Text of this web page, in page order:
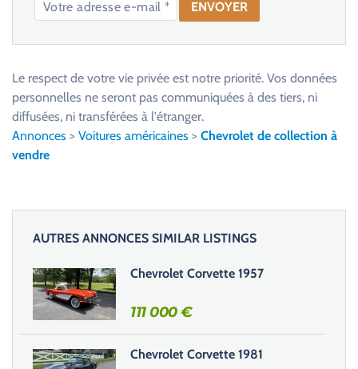
e
s
e
r
c
e
c
Le respect de votre vie privée est notre priorité. Vos données
personnelles ne seront pas communiquées à des tiers, ni
diffusées, ni transférées à l'étranger.
Annonces > Voitures américaines > Chevrolet de collection à
vendre
AUTRES ANNONCES SIMILAR LISTINGS
Chevrolet Corvette 1957
111 000€
Chevrolet Corvette 1981